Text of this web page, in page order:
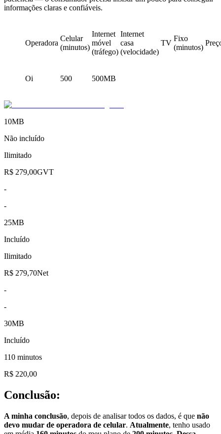
informações claras e confiáveis.
Operadora
Celular
(minutos)
Internet
móvel
(tráfego)
Internet
casa
(velocidade)
TV
Fixo
(minutos)
Oi 500 500MB
10MB
Não incluído
Ilimitado
R$ 279,00GVT
-
-
25MB
Incluído
Ilimitado
R$ 279,70Net
-
-
30MB
Incluído
110 minutos
R$ 220,00
Conclusão:
A minha conclusão, depois de analisar todos os dados, é que não
devo mudar de operadora de celular. Atualmente, tenho usado